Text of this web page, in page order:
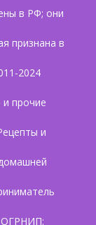
в РФ; они
признана в
2024
прочие
и
ОГРНИП: